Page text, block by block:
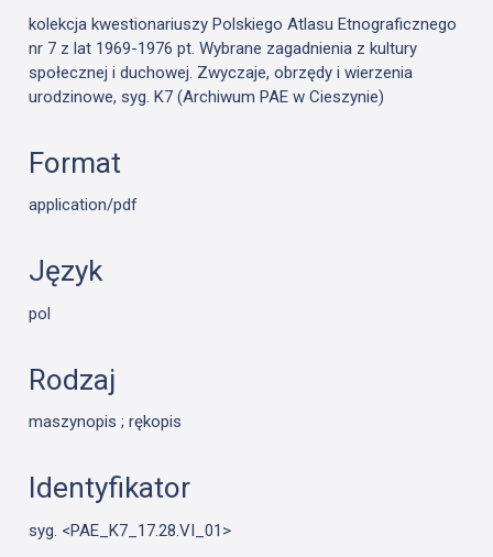
kolekcja kwestionariuszy Polskiego Atlasu Etnograficznego
nr 7 z lat 1969-1976 pt. Wybrane zagadnienia z kultury
społecznej i duchowej. Zwyczaje, obrzędy i wierzenia
urodzinowe, syg. K7 (Archiwum PAE w Cieszynie)
Format
application/pdf
Język
pol
Rodzaj
maszynopis ; rękopis
Identyfikator
syg. <PAE_K7_17.28.VI_01>